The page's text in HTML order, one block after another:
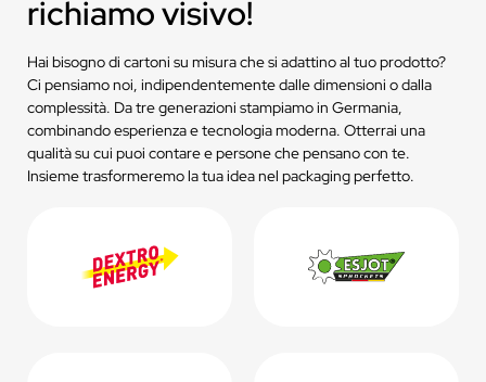
richiamo visivo!
Hai bisogno di cartoni su misura che si adattino al tuo prodotto?
Ci pensiamo noi, indipendentemente dalle dimensioni o dalla
complessità. Da tre generazioni stampiamo in Germania,
combinando esperienza e tecnologia moderna. Otterrai una
qualità su cui puoi contare e persone che pensano con te.
Insieme trasformeremo la tua idea nel packaging perfetto.